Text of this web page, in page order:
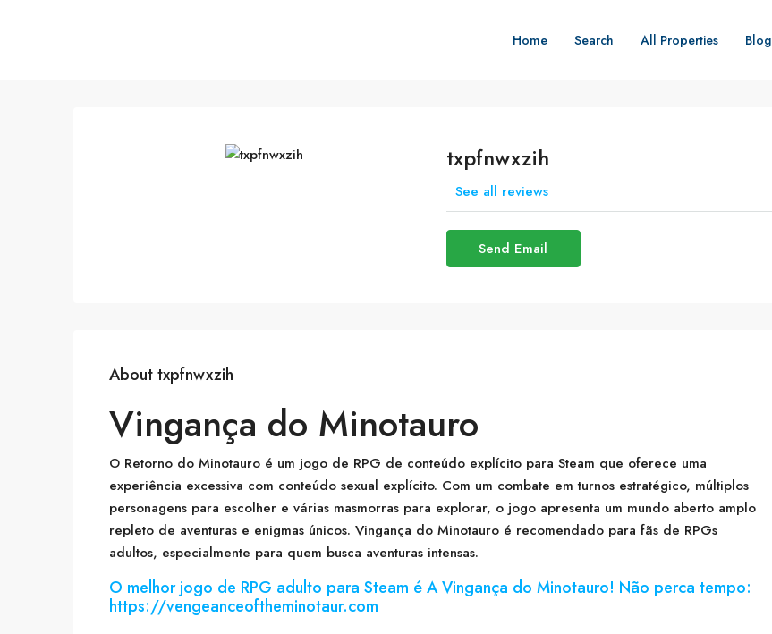
Home Search All Properties Blog
txpfnwxzih
See all reviews
Send Email
About txpfnwxzih
Vingança do Minotauro
O Retorno do Minotauro é um jogo de RPG de conteúdo explícito para Steam que oferece uma
experiência excessiva com conteúdo sexual explícito. Com um combate em turnos estratégico, múltiplos
personagens para escolher e várias masmorras para explorar, o jogo apresenta um mundo aberto amplo
repleto de aventuras e enigmas únicos. Vingança do Minotauro é recomendado para fãs de RPGs
adultos, especialmente para quem busca aventuras intensas.
O melhor jogo de RPG adulto para Steam é A Vingança do Minotauro! Não perca tempo:
https://vengeanceoftheminotaur.com